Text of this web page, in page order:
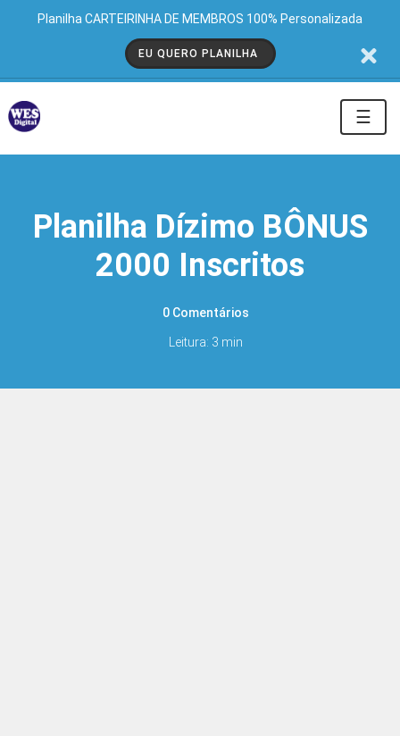
Planilha CARTEIRINHA DE MEMBROS 100% Personalizada
EU QUERO PLANILHA
☰
Planilha Dízimo BÔNUS
2000 Inscritos
0 Comentários
Leitura: 3 min